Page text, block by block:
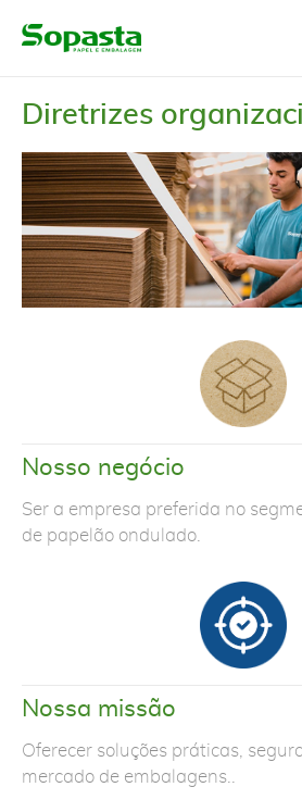
Diretrizes
Nosso negócio
Ser a empresa preferida no
de papelão ondulado.
Nossa missão
Oferecer soluções práticas,
mercado de embalagens..